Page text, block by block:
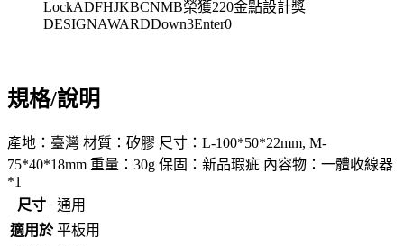
規格/說明
產地：臺灣 材質：矽膠 尺寸：L-100*50*22mm, M-
75*40*18mm 重量：30g 保固：新品瑕疵 內容物：一體收線器
*1
尺寸
通用
適用於 平板用